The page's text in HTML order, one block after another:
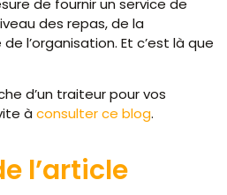
de fournir un service de
des repas, de la
l’organisation. Et c’est là que
d’un traiteur pour vos
à consulter ce blog.
l’article